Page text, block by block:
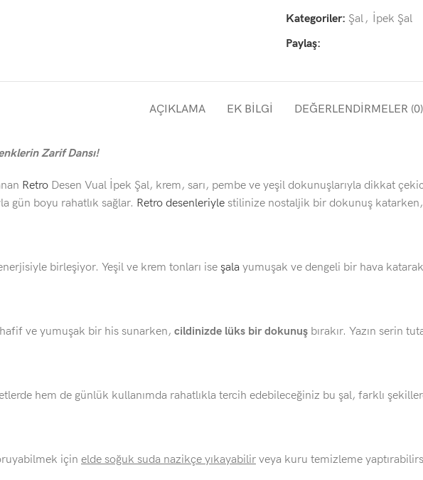
Kategoriler: Şal, İpek Şal
Paylaş:
AÇIKLAMA EK BILGI DEĞERLENDIRMELER (0)
Zarif Dansı!
Retro Desen Vual İpek Şal, krem, sarı, pembe ve yeşil dokunuşlarıyla dikkat
gün boyu rahatlık sağlar. Retro desenleriyle stilinize nostaljik bir dokunuş
birleşiyor. Yeşil ve krem tonları ise şala yumuşak ve dengeli bir hava
ve yumuşak bir his sunarken, cildinizde lüks bir dokunuş bırakır. Yazın serin
hem de günlük kullanımda rahatlıkla tercih edebileceğiniz bu şal, farklı
için elde soğuk suda nazikçe yıkayabilir veya kuru temizleme